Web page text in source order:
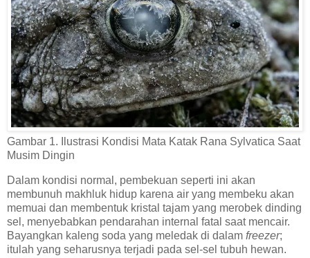
Gambar 1. Ilustrasi Kondisi Mata Katak Rana Sylvatica Saat
Musim Dingin
Dalam kondisi normal, pembekuan seperti ini akan
membunuh makhluk hidup karena air yang membeku akan
memuai dan membentuk kristal tajam yang merobek dinding
sel, menyebabkan pendarahan internal fatal saat mencair.
Bayangkan kaleng soda yang meledak di dalam freezer;
itulah yang seharusnya terjadi pada sel-sel tubuh hewan.